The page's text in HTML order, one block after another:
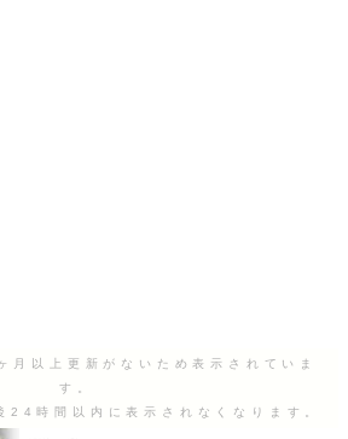
以上更新がないため表示されていま
す。
24時間以内に表示されなくなります。